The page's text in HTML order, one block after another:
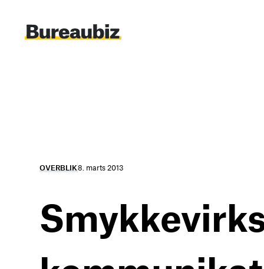
indhold
OVERBLIK8. marts 2013